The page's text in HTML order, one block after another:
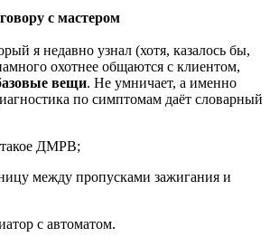
с мастером
я недавно узнал (хотя, казалось бы,
охотнее общаются с клиентом,
вещи. Не умничает, а именно
по симптомам даёт словарный
такое ДМРВ;
между пропусками зажигания и
с автоматом.